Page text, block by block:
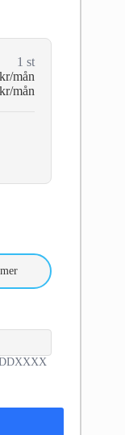
1 st
kr/mån
kr/mån